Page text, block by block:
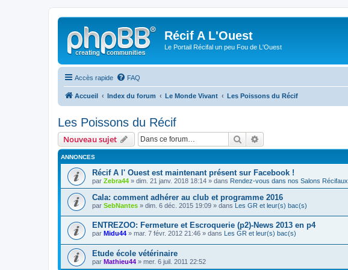
Récif A L'Ouest
Le Portail Récifal un peu Fou de L'Ouest
Accès rapide FAQ
Accueil Index du forum Le Monde Vivant Les Poissons du Récif
Les Poissons du Récif
Nouveau sujet Rechercher
ANNONCES
Récif A l' Ouest est maintenant présent sur Facebook !
par Zebra44 » dim. 21 janv. 2018 18:14 » dans Rendez-vous dans nos Salons Récifaux
Cala: comment adhérer au club et programme 2016
par SebNantes » dim. 6 déc. 2015 19:09 » dans Les GR et leur(s) bac(s)
ENTREZOO: Fermeture et Escroquerie (p2)-News 2013 en p4
par Midu44 » mar. 7 févr. 2012 21:46 » dans Les GR et leur(s) bac(s)
Etude école vétérinaire
par Mathieu44 » mer. 6 juil. 2011 22:52